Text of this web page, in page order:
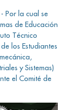
Por la cual se
de Educación
Técnico
los Estudiantes
y Sistemas)
el Comité de